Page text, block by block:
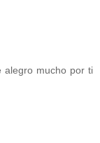
alegro mucho por ti